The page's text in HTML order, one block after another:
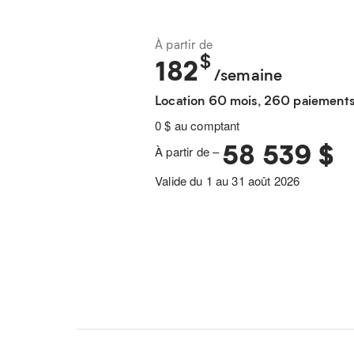
À partir de
182$
/semaine
Location 60 mois, 260 paiements
0 $ au comptant
À partir de –58 539 $
Valide du 1 au 31 août 2026